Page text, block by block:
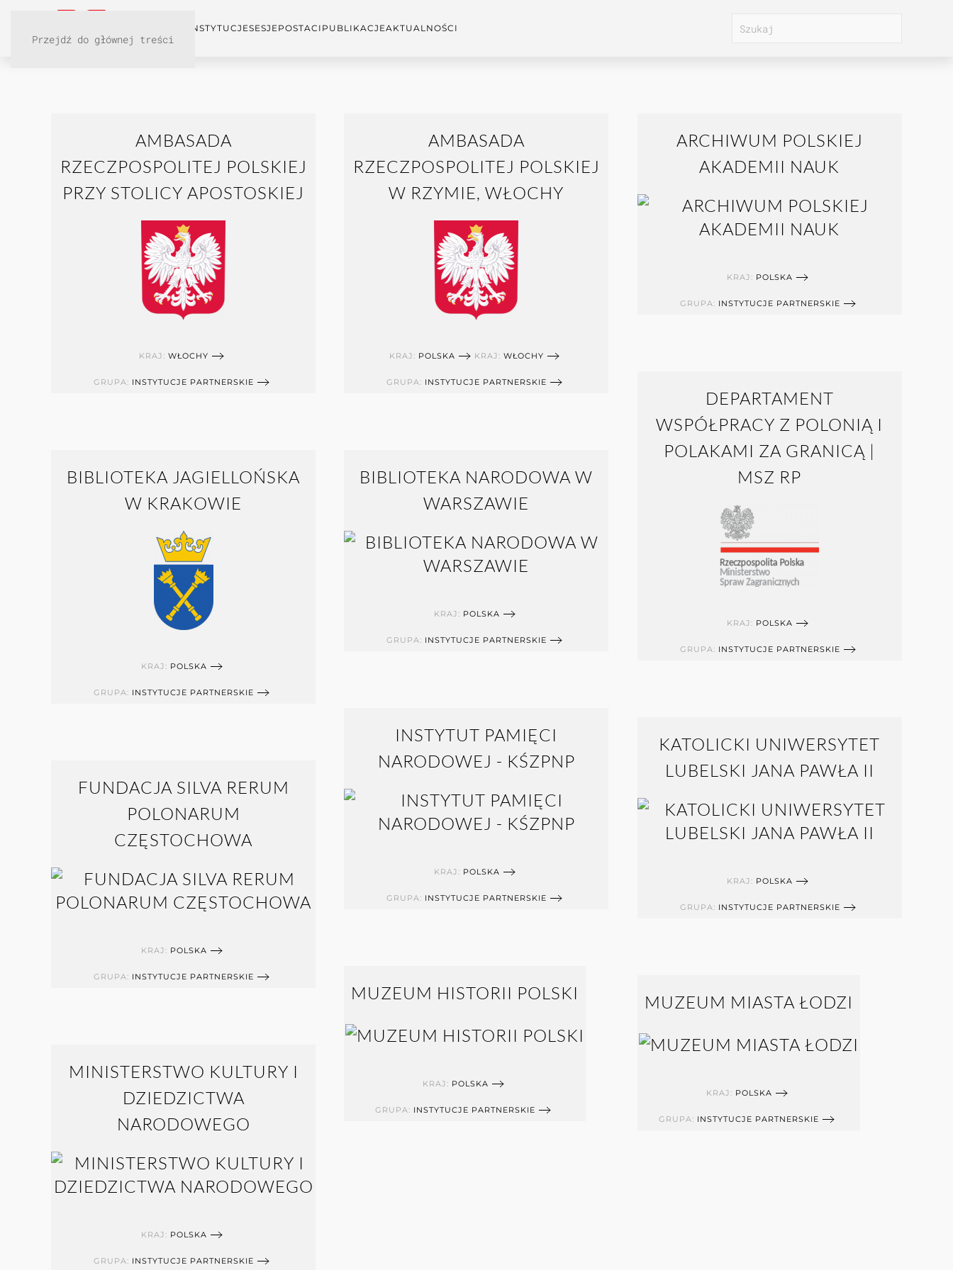
Przejdź do głównej treści
INSTYTUCJESESJEPOSTACI PUBLIKACJEAKTUALNOŚCI
AMBASADA
RZECZPOSPOLITEJ POLSKIEJ
PRZY STOLICY APOSTOSKIEJ
KRAJ: WŁOCHY
GRUPA: INSTYTUCJE PARTNERSKIE
BIBLIOTEKA JAGIELLOŃSKA
W KRAKOWIE
KRAJ: POLSKA
GRUPA: INSTYTUCJE PARTNERSKIE
FUNDACJA SILVA RERUM
POLONARUM
CZĘSTOCHOWA
KRAJ: POLSKA
GRUPA: INSTYTUCJE PARTNERSKIE
MINISTERSTWO KULTURY I
DZIEDZICTWA
NARODOWEGO
KRAJ: POLSKA
GRUPA: INSTYTUCJE PARTNERSKIE
AMBASADA
RZECZPOSPOLITEJ POLSKIEJ
W RZYMIE, WŁOCHY
KRAJ: POLSKA KRAJ:WŁOCHY
GRUPA: INSTYTUCJE PARTNERSKIE
BIBLIOTEKA NARODOWA W
WARSZAWIE
KRAJ: POLSKA
GRUPA: INSTYTUCJE PARTNERSKIE
INSTYTUT PAMIĘCI
NARODOWEJ - KŚZPNP
KRAJ: POLSKA
GRUPA: INSTYTUCJE PARTNERSKIE
MUZEUM HISTORII POLSKI
KRAJ: POLSKA
GRUPA: INSTYTUCJE PARTNERSKIE
ARCHIWUM POLSKIEJ
AKADEMII NAUK
KRAJ: POLSKA
GRUPA: INSTYTUCJE PARTNERSKIE
DEPARTAMENT
WSPÓŁPRACY Z POLONIĄ I
POLAKAMI ZA GRANICĄ |
MSZ RP
KRAJ: POLSKA
GRUPA: INSTYTUCJE PARTNERSKIE
KATOLICKI UNIWERSYTET
LUBELSKI JANA PAWŁA II
KRAJ: POLSKA
GRUPA: INSTYTUCJE PARTNERSKIE
MUZEUM MIASTA ŁODZI
KRAJ: POLSKA
GRUPA: INSTYTUCJE PARTNERSKIE